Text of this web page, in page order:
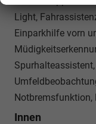
Light,
Einparkhilfe vorn
Notbremsfunktion,
Innen